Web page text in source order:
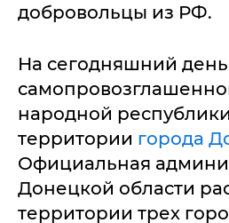
добровольцы из РФ.
На сегодняшний
народной
территории города
Официальная
Донецкой области
территории трех